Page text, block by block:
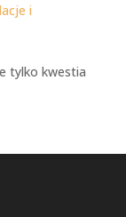
i
tylko kwestia